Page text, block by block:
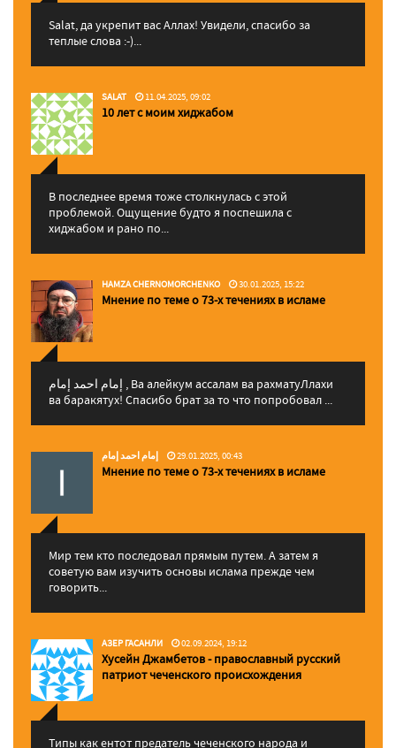
Salat, да укрепит вас Аллаx! Увидели, спасибо за
теплые слова :-)...
SALAT 11.04.2025, 09:02
10 лет с моим хиджабом
В последнее время тоже столкнулась с этой
проблемой. Ощущение будто я поспешила с
хиджабом и рано по...
HAMZA CHERNOMORCHENKO 30.01.2025, 15:22
Мнение по теме о 73-х течениях в исламе
إمام احمد إمام , Ва алейкум ассалам ва рахматуЛлахи
ва баракятух! Спасибо брат за то что попробовал ...
إمام احمد إمام 29.01.2025, 00:43
Мнение по теме о 73-х течениях в исламе
Мир тем кто последовал прямым путем. А затем я
советую вам изучить основы ислама прежде чем
говорить...
АЗЕР ГАСАНЛИ 02.09.2024, 19:12
Хусейн Джамбетов - православный русский
патриот чеченского происхождения
Типы как ентот предатель чеченского народа и